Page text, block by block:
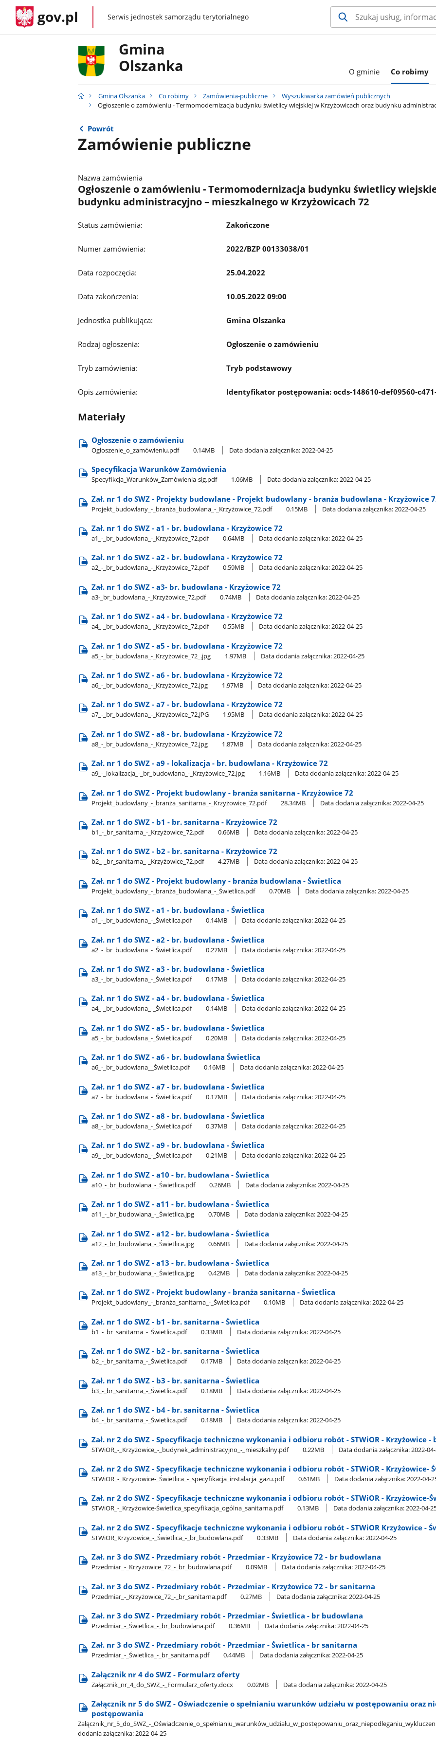
gov.pl gov.plSerwis jednostek samorządu terytorialnego
Gmina
Olszanka
O gminie Co robimy
Gmina Olszanka Co robimy Zamówienia-publiczne
Wyszukiwarka zamówień publicznych
Ogłoszenie o zamówieniu - Termomodernizacja budynku świetlicy wiejskiej w Krzyżowicach oraz budynku
Powrót
Zamówienie publiczne
Nazwa zamówienia
Ogłoszenie o zamówieniu - Termomodernizacja budynku świetlicy
budynku administracyjno – mieszkalnego w Krzyżowicach 72
Status zamówienia: Zakończone
Numer zamówienia: 2022/BZP 00133038/01
Data rozpoczęcia: 25.04.2022
Data zakończenia: 10.05.2022 09:00
Jednostka publikująca: Gmina Olszanka
Rodzaj ogłoszenia: Ogłoszenie o zamówieniu
Tryb zamówienia: Tryb podstawowy
Opis zamówienia: Identyfikator postępowania: ocds-148610-def09560-
Materiały
Ogłoszenie o zamówieniu
Ogłoszenie​_o​_zamówieniu.pdf 0.14MB Data dodania załącznika: 2022-04-25
Specyfikacja Warunków Zamówienia
Specyfikcja​_Warunków​_Zamówienia-sig.pdf 1.06MB Data dodania załącznika: 2022-04-25
Zał. nr 1 do SWZ - Projekty budowlane - Projekt budowlany - branża budowlana - Krzyżowice
Projekt​_budowlany​_-​_branża​_budowlana​_-​_Krzyżowice​_72.pdf 0.15MB Data dodania załącznika: 2022-04-25
Zał. nr 1 do SWZ - a1 - br. budowlana - Krzyżowice 72
a1​_-​_br​_budowlana​_-​_Krzyżowice​_72.pdf 0.64MB Data dodania załącznika: 2022-04-25
Zał. nr 1 do SWZ - a2 - br. budowlana - Krzyżowice 72
a2​_-​_br​_budowlana​_-​_Krzyżowice​_72.pdf 0.59MB Data dodania załącznika: 2022-04-25
Zał. nr 1 do SWZ - a3- br. budowlana - Krzyżowice 72
a3-​_br​_budowlana​_-​_Krzyżowice​_72.pdf 0.74MB Data dodania załącznika: 2022-04-25
Zał. nr 1 do SWZ - a4 - br. budowlana - Krzyżowice 72
a4​_-​_br​_budowlana​_-​_Krzyżowice​_72.pdf 0.55MB Data dodania załącznika: 2022-04-25
Zał. nr 1 do SWZ - a5 - br. budowlana - Krzyżowice 72
a5​_-​_br​_budowlana​_-​_Krzyżowice​_72​_.jpg 1.97MB Data dodania załącznika: 2022-04-25
Zał. nr 1 do SWZ - a6 - br. budowlana - Krzyżowice 72
a6​_-​_br​_budowlana​_-​_Krzyżowice​_72.jpg 1.97MB Data dodania załącznika: 2022-04-25
Zał. nr 1 do SWZ - a7 - br. budowlana - Krzyżowice 72
a7​_-​_br​_budowlana​_-​_Krzyżowice​_72.JPG 1.95MB Data dodania załącznika: 2022-04-25
Zał. nr 1 do SWZ - a8 - br. budowlana - Krzyżowice 72
a8​_-​_br​_budowlana​_-​_Krzyżowice​_72.jpg 1.87MB Data dodania załącznika: 2022-04-25
Zał. nr 1 do SWZ - a9 - lokalizacja - br. budowlana - Krzyżowice 72
a9​_-​_lokalizacja​_-​_br​_budowlana​_-​_Krzyżowice​_72.jpg 1.16MB Data dodania załącznika: 2022-04-25
Zał. nr 1 do SWZ - Projekt budowlany - branża sanitarna - Krzyżowice 72
Projekt​_budowlany​_-​_branża​_sanitarna​_-​_Krzyżowice​_72.pdf 28.34MB Data dodania załącznika: 2022-04-25
Zał. nr 1 do SWZ - b1 - br. sanitarna - Krzyżowice 72
b1​_-​_br​_sanitarna​_-​_Krzyżowice​_72.pdf 0.66MB Data dodania załącznika: 2022-04-25
Zał. nr 1 do SWZ - b2 - br. sanitarna - Krzyżowice 72
b2​_-​_br​_sanitarna​_-​_Krzyżowice​_72.pdf 4.27MB Data dodania załącznika: 2022-04-25
Zał. nr 1 do SWZ - Projekt budowlany - branża budowlana - Świetlica
Projekt​_budowlany​_-​_branża​_budowlana​_-​_Świetlica.pdf 0.70MB Data dodania załącznika: 2022-04-25
Zał. nr 1 do SWZ - a1 - br. budowlana - Świetlica
a1​_-​_br​_budowlana​_-​_Świetlica.pdf 0.14MB Data dodania załącznika: 2022-04-25
Zał. nr 1 do SWZ - a2 - br. budowlana - Świetlica
a2​_-​_br​_budowlana​_-​_Świetlica.pdf 0.27MB Data dodania załącznika: 2022-04-25
Zał. nr 1 do SWZ - a3 - br. budowlana - Świetlica
a3​_-​_br​_budowlana​_-​_Świetlica.pdf 0.17MB Data dodania załącznika: 2022-04-25
Zał. nr 1 do SWZ - a4 - br. budowlana - Świetlica
a4​_-​_br​_budowlana​_-​_Świetlica.pdf 0.14MB Data dodania załącznika: 2022-04-25
Zał. nr 1 do SWZ - a5 - br. budowlana - Świetlica
a5​_-​_br​_budowlana​_-​_Świetlica.pdf 0.20MB Data dodania załącznika: 2022-04-25
Zał. nr 1 do SWZ - a6 - br. budowlana Świetlica
a6​_-​_br​_budowlana​_​_Świetlica.pdf 0.16MB Data dodania załącznika: 2022-04-25
Zał. nr 1 do SWZ - a7 - br. budowlana - Świetlica
a7​_-​_br​_budowlana​_-​_Świetlica.pdf 0.17MB Data dodania załącznika: 2022-04-25
Zał. nr 1 do SWZ - a8 - br. budowlana - Świetlica
a8​_-​_br​_budowlana​_-​_Świetlica.pdf 0.37MB Data dodania załącznika: 2022-04-25
Zał. nr 1 do SWZ - a9 - br. budowlana - Świetlica
a9​_-​_br​_budowlana​_-​_Świetlica.pdf 0.21MB Data dodania załącznika: 2022-04-25
Zał. nr 1 do SWZ - a10 - br. budowlana - Świetlica
a10​_-​_br​_budowlana​_-​_Świetlica.pdf 0.26MB Data dodania załącznika: 2022-04-25
Zał. nr 1 do SWZ - a11 - br. budowlana - Świetlica
a11​_-​_br​_budowlana​_-​_Świetlica.jpg 0.70MB Data dodania załącznika: 2022-04-25
Zał. nr 1 do SWZ - a12 - br. budowlana - Świetlica
a12​_-​_br​_budowlana​_-​_Świetlica.jpg 0.66MB Data dodania załącznika: 2022-04-25
Zał. nr 1 do SWZ - a13 - br. budowlana - Świetlica
a13​_-​_br​_budowlana​_-​_Świetlica.jpg 0.42MB Data dodania załącznika: 2022-04-25
Zał. nr 1 do SWZ - Projekt budowlany - branża sanitarna - Świetlica
Projekt​_budowlany​_-​_branża​_sanitarna​_-​_Świetlica.pdf 0.10MB Data dodania załącznika: 2022-04-25
Zał. nr 1 do SWZ - b1 - br. sanitarna - Świetlica
b1​_-​_br​_sanitarna​_-​_Świetlica.pdf 0.33MB Data dodania załącznika: 2022-04-25
Zał. nr 1 do SWZ - b2 - br. sanitarna - Świetlica
b2​_-​_br​_sanitarna​_-​_Świetlica.pdf 0.17MB Data dodania załącznika: 2022-04-25
Zał. nr 1 do SWZ - b3 - br. sanitarna - Świetlica
b3​_-​_br​_sanitarna​_-​_Świetlica.pdf 0.18MB Data dodania załącznika: 2022-04-25
Zał. nr 1 do SWZ - b4 - br. sanitarna - Świetlica
b4​_-​_br​_sanitarna​_-​_Świetlica.pdf 0.18MB Data dodania załącznika: 2022-04-25
Zał. nr 2 do SWZ - Specyfikacje techniczne wykonania i odbioru robót - STWiOR -
STWiOR​_-​_Krzyżowice​_-​_budynek​_administracyjno​_-​_mieszkalny.pdf 0.22MB Data dodania załącznika: 2022-
Zał. nr 2 do SWZ - Specyfikacje techniczne wykonania i odbioru robót - STWiOR -
STWiOR​_-​_Krzyżowice-​_Świetlica​_-​_specyfikacja​_instalacja​_gazu.pdf 0.61MB Data dodania załącznika: 2022-04-
Zał. nr 2 do SWZ - Specyfikacje techniczne wykonania i odbioru robót - STWiOR -
STWiOR​_-​_Krzyżowice-Świetlica​_specyfikacja​_ogólna​_sanitarna.pdf 0.13MB Data dodania załącznika: 2022-04-
Zał. nr 2 do SWZ - Specyfikacje techniczne wykonania i odbioru robót - STWiOR Krzyżowice -
STWiOR​_Krzyżowice​_-​_Świetlica​_-​_br​_budowlana.pdf 0.33MB Data dodania załącznika: 2022-04-25
Zał. nr 3 do SWZ - Przedmiary robót - Przedmiar - Krzyżowice 72 - br budowlana
Przedmiar​_-​_Krzyżowice​_72​_-​_br​_budowlana.pdf 0.09MB Data dodania załącznika: 2022-04-25
Zał. nr 3 do SWZ - Przedmiary robót - Przedmiar - Krzyżowice 72 - br sanitarna
Przedmiar​_-​_Krzyżowice​_72​_-​_br​_sanitarna.pdf 0.27MB Data dodania załącznika: 2022-04-25
Zał. nr 3 do SWZ - Przedmiary robót - Przedmiar - Świetlica - br budowlana
Przedmiar​_-​_Świetlica​_-​_br​_budowlana.pdf 0.36MB Data dodania załącznika: 2022-04-25
Zał. nr 3 do SWZ - Przedmiary robót - Przedmiar - Świetlica - br sanitarna
Przedmiar​_-​_Świetlica​_-​_br​_sanitarna.pdf 0.44MB Data dodania załącznika: 2022-04-25
Załącznik nr 4 do SWZ - Formularz oferty
Załącznik​_nr​_4​_do​_SWZ​_-​_Formularz​_oferty.docx 0.02MB Data dodania załącznika: 2022-04-25
Załącznik nr 5 do SWZ - Oświadczenie o spełnianiu warunków udziału w postępowaniu oraz
postępowania
Załącznik​_nr​_5​_do​_SWZ​_-​
dodania załącznika: 2022-04-25